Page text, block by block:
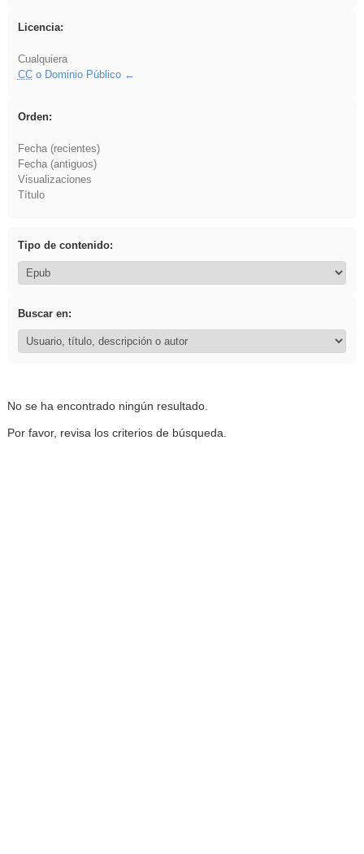
Licencia:
Cualquiera
CCo Dominio Público
Orden:
Fecha (recientes)
Fecha (antiguos)
Visualizaciones
Título
Tipo de contenido:
Buscar en:
No se ha encontrado ningún resultado.
Por favor, revisa los criterios de búsqueda.